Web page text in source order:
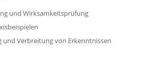
und Wirksamkeitsprüfung
und Verbreitung von Erkenntnissen